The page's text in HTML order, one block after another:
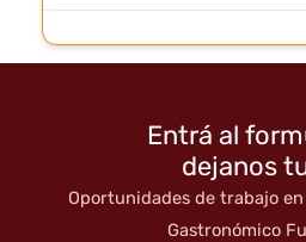
Entrá al
dejanos
Oportunidades de trabajo
Gastronómico